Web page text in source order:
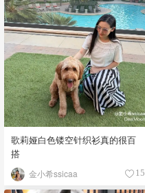
歌莉娅白色镂空针织衫真的很百
搭
金小希ssicaa 15